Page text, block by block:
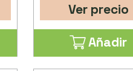
Ver precio
Añadir